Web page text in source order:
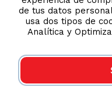
COMPRAS 100%
de tus datos
usa dos tipos de
Analítica y